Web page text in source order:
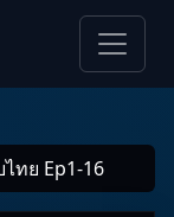
ทย Ep1-16